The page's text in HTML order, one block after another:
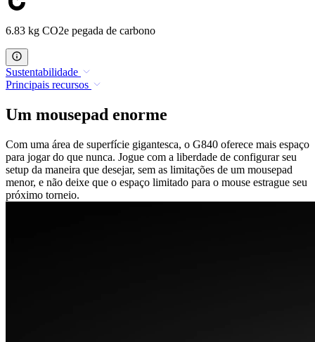
6.83 kg CO2e pegada de carbono
Sustentabilidade
Principais recursos
Um mousepad enorme
Com uma área de superfície gigantesca, o G840 oferece mais espaço
para jogar do que nunca. Jogue com a liberdade de configurar seu
setup da maneira que desejar, sem as limitações de um mousepad
menor, e não deixe que o espaço limitado para o mouse estrague seu
próximo torneio.